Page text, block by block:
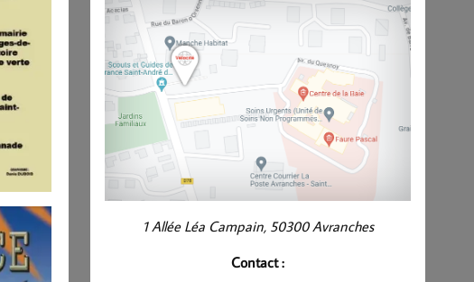
1 Allée Léa Campain, 50300 Avranches
Contact :